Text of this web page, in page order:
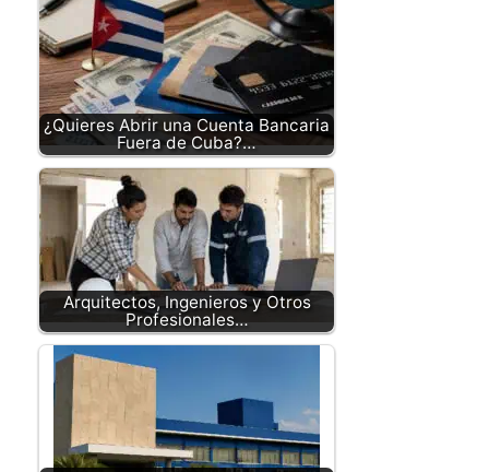
¿Quieres Abrir una Cuenta Bancaria
Fuera de Cuba?…
Arquitectos, Ingenieros y Otros
Profesionales…